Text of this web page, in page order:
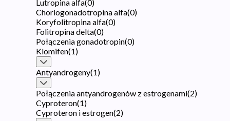
Lutropina alfa(0)
Choriogonadotropina alfa(0)
Koryfolitropina alfa(0)
Folitropina delta(0)
Połączenia gonadotropin(0)
Klomifen(1)
Antyandrogeny(1)
Połączenia antyandrogenów z estrogenami(2)
Cyproteron(1)
Cyproteron i estrogen(2)